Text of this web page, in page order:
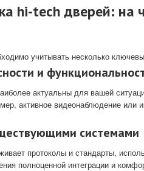
hi-tech дверей: на
учитывать несколько
и
актуальны для вашей
активное видеонаблюдение или
системами
протоколы и стандарты,
полноценной интеграции и